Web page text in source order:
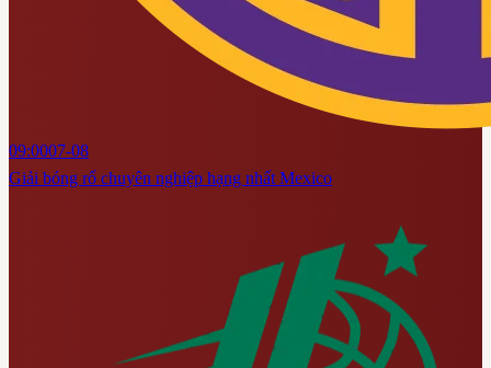
09:0007-08
Giải bóng rổ chuyên nghiệp hạng nhất Mexico